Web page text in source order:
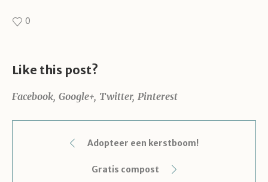
0
Like this post?
Facebook Google+ Twitter Pinterest
Adopteer een kerstboom!
Gratis compost